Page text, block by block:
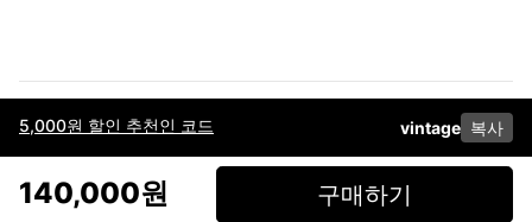
5,000원 할인 추천인 코드 vintage 복사
140,000원 구매하기
이용약관고객센터판매개인정보 처리방침사업자 정보다운로드
페이스북